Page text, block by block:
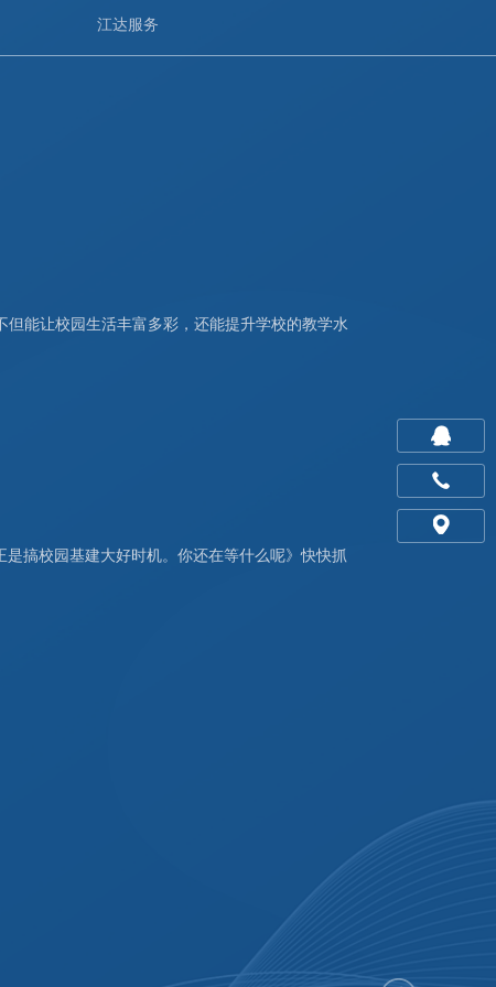
江达服务
能让校园生活丰富多彩，还能提升学校的教学水
搞校园基建大好时机。你还在等什么呢》快快抓